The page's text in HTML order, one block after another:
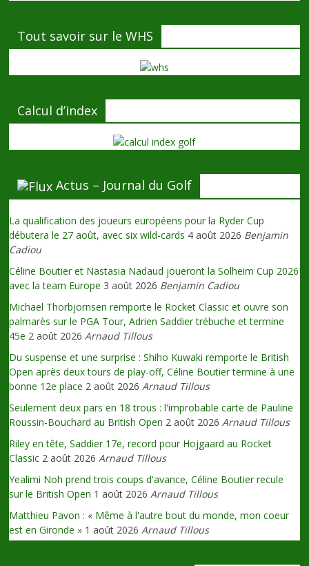
Tout savoir sur le WHS
Calcul d’index
Actus – Journal du Golf
La qualification des joueurs européens pour la Ryder Cup
débutera le 27 août, avec six wild-cards 4 août 2026 Benjamin
Cadiou
Céline Boutier et Nastasia Nadaud joueront la Solheim Cup 2026
avec la team Europe 3 août 2026 Benjamin Cadiou
Michael Thorbjornsen remporte le Rocket Classic et ouvre son
palmarès sur le PGA Tour, Adrien Saddier trébuche et termine
45e 2 août 2026 Arnaud Tillous
Du suspense et une surprise : Shiho Kuwaki remporte le British
Open après deux tours de play-off, Céline Boutier termine à une
bonne 12e place 2 août 2026 Arnaud Tillous
Seulement deux pars en 18 trous : l'improbable carte de Pauline
Roussin-Bouchard au British Open 2 août 2026 Arnaud Tillous
Riley en tête, Saddier 17e, record pour Hojgaard au Rocket
Classic 2 août 2026 Arnaud Tillous
Yealimi Noh prend trois coups d'avance, Céline Boutier recule
sur le British Open 1 août 2026 Arnaud Tillous
Matthieu Pavon : « Même à l'autre bout du monde, mon coeur
est en Gironde » 1 août 2026 Arnaud Tillous